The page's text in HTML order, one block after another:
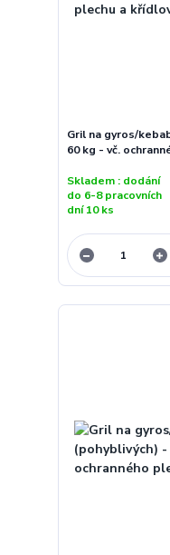
Gril na gyros/
60 kg - vč.
Skladem : dodání
do 6-8 pracovních
dní 10 ks